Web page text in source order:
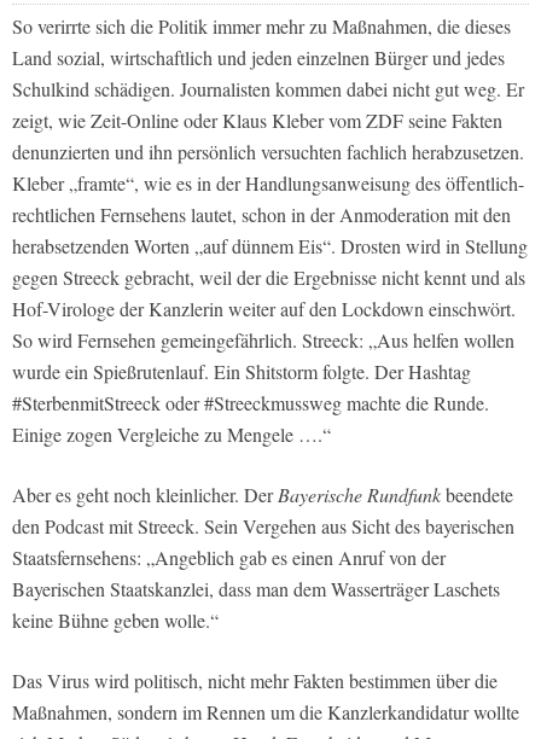
So verirrte sich die Politik immer mehr zu Maßnahmen, die dieses
Land sozial, wirtschaftlich und jeden einzelnen Bürger und jedes
Schulkind schädigen. Journalisten kommen dabei nicht gut weg. Er
zeigt, wieZeit-Onlineoder Klaus Kleber vomZDFseine Fakten
denunzierten und ihn persönlich versuchten fachlich herabzusetzen.
Kleber „framte“, wie es in der Handlungsanweisung des öffentlich-
rechtlichen Fernsehens lautet, schon in der Anmoderation mit den
herabsetzenden Worten „auf dünnem Eis“. Drosten wird in Stellung
gegen Streeck gebracht, weil der die Ergebnisse nicht kennt und als
Hof-Virologe der Kanzlerin weiter auf den Lockdown einschwört.
So wird Fernsehen gemeingefährlich. Streeck: „Aus helfen wollen
wurde ein Spießrutenlauf. Ein Shitstorm folgte. Der Hashtag
#SterbenmitStreeck oder #Streeckmussweg machte die Runde.
Einige zogen Vergleiche zu Mengele ….“
Aber es geht noch kleinlicher. DerBayerische Rundfunkbeendete
den Podcast mit Streeck. Sein Vergehen aus Sicht des bayerischen
Staatsfernsehens: „Angeblich gab es einen Anruf von der
Bayerischen Staatskanzlei, dass man dem Wasserträger Laschets
keine Bühne geben wolle.“
Das Virus wird politisch, nicht mehr Fakten bestimmen über die
Maßnahmen, sondern im Rennen um die Kanzlerkandidatur wollte